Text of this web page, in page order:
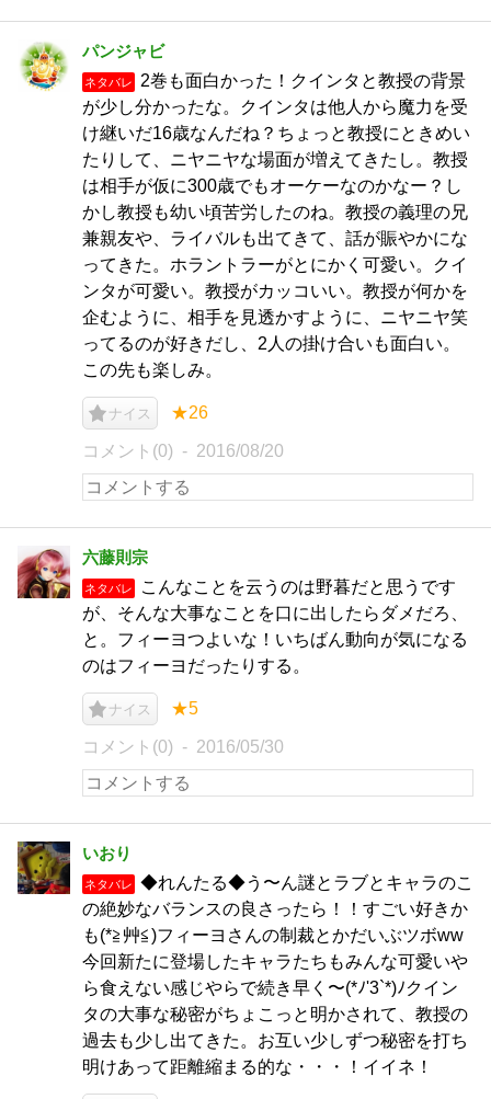
パンジャビ
ネタバレ
2巻も面白かった！クインタと教授の背景
が少し分かったな。クインタは他人から魔力を受
け継いだ16歳なんだね？ちょっと教授にときめい
たりして、ニヤニヤな場面が増えてきたし。教授
は相手が仮に300歳でもオーケーなのかなー？し
かし教授も幼い頃苦労したのね。教授の義理の兄
兼親友や、ライバルも出てきて、話が賑やかにな
ってきた。ホラントラーがとにかく可愛い。クイ
ンタが可愛い。教授がカッコいい。教授が何かを
企むように、相手を見透かすように、ニヤニヤ笑
ってるのが好きだし、2人の掛け合いも面白い。
この先も楽しみ。
ナイス ★26
コメント(0) 2016/08/20
六藤則宗
ネタバレ
こんなことを云うのは野暮だと思うです
が、そんな大事なことを口に出したらダメだろ、
と。フィーヨつよいな！いちばん動向が気になる
のはフィーヨだったりする。
ナイス ★5
コメント(0) 2016/05/30
いおり
ネタバレ
◆れんたる◆う〜ん謎とラブとキャラのこ
の絶妙なバランスの良さったら！！すごい好きか
も(*≧艸≦)フィーヨさんの制裁とかだいぶツボww
今回新たに登場したキャラたちもみんな可愛いや
ら食えない感じやらで続き早く〜(*ﾉ'3`*)ﾉクイン
タの大事な秘密がちょこっと明かされて、教授の
過去も少し出てきた。お互い少しずつ秘密を打ち
明けあって距離縮まる的な・・・！イイネ！